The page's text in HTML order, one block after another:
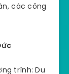
các công
trình: Du